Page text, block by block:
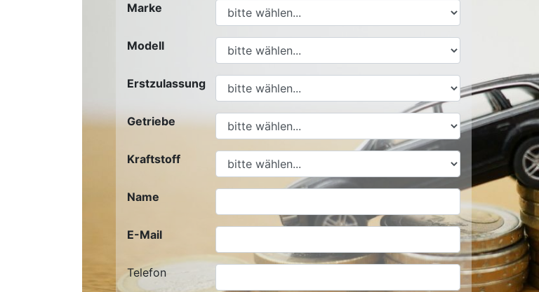
Marke
Modell
Erstzulassung
Getriebe
Kraftstoff
Name
E-Mail
Telefon